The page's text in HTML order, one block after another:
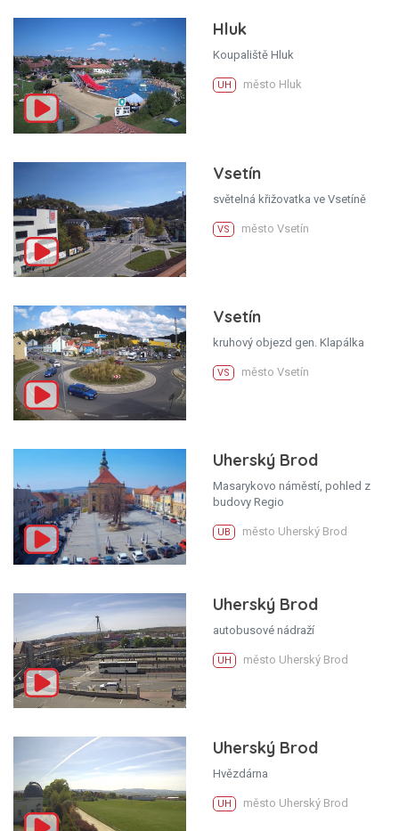
Hluk
Koupaliště Hluk
UH město Hluk
Vsetín
světelná křižovatka ve Vsetíně
VS město Vsetín
Vsetín
kruhový objezd gen. Klapálka
VS město Vsetín
Uherský Brod
Masarykovo náměstí, pohled z
budovy Regio
UB město Uherský Brod
Uherský Brod
autobusové nádraží
UH město Uherský Brod
Uherský Brod
Hvězdárna
UH město Uherský Brod